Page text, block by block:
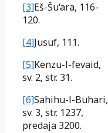
[3]Eš-Šu‘ara, 116-
120.
[4]Jusuf, 111.
[5]Kenzu-l-fevaid,
sv. 2, str. 31.
[6]Sahihu-l-Buhari,
sv. 3, str. 1237,
predaja 3200.